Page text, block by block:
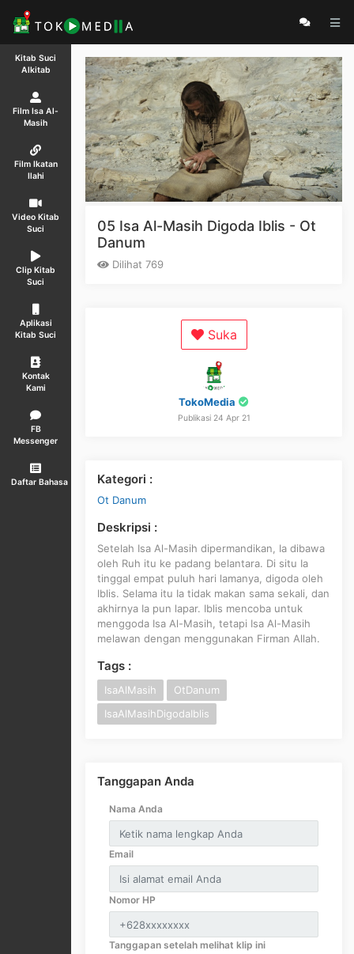
Kitab Suci
Alkitab
Film Isa Al-
Masih
Film Ikatan
Ilahi
Video Kitab
Suci
Clip Kitab
Suci
Aplikasi
Kitab Suci
Kontak
Kami
FB
Messenger
Daftar Bahasa
05 Isa Al-Masih Digoda Iblis - Ot
Danum
Dilihat 769
Suka
TokoMedia
Publikasi 24 Apr 21
Kategori :
Ot Danum
Deskripsi :
Setelah Isa Al-Masih dipermandikan, Ia dibawa
oleh Ruh itu ke padang belantara. Di situ Ia
tinggal empat puluh hari lamanya, digoda oleh
Iblis. Selama itu Ia tidak makan sama sekali, dan
akhirnya Ia pun lapar. Iblis mencoba untuk
menggoda Isa Al-Masih, tetapi Isa Al-Masih
melawan dengan menggunakan Firman Allah.
Tags :
IsaAlMasih
OtDanum
IsaAlMasihDigodaIblis
Tanggapan Anda
Nama Anda
Email
Nomor HP
Tanggapan setelah melihat klip ini